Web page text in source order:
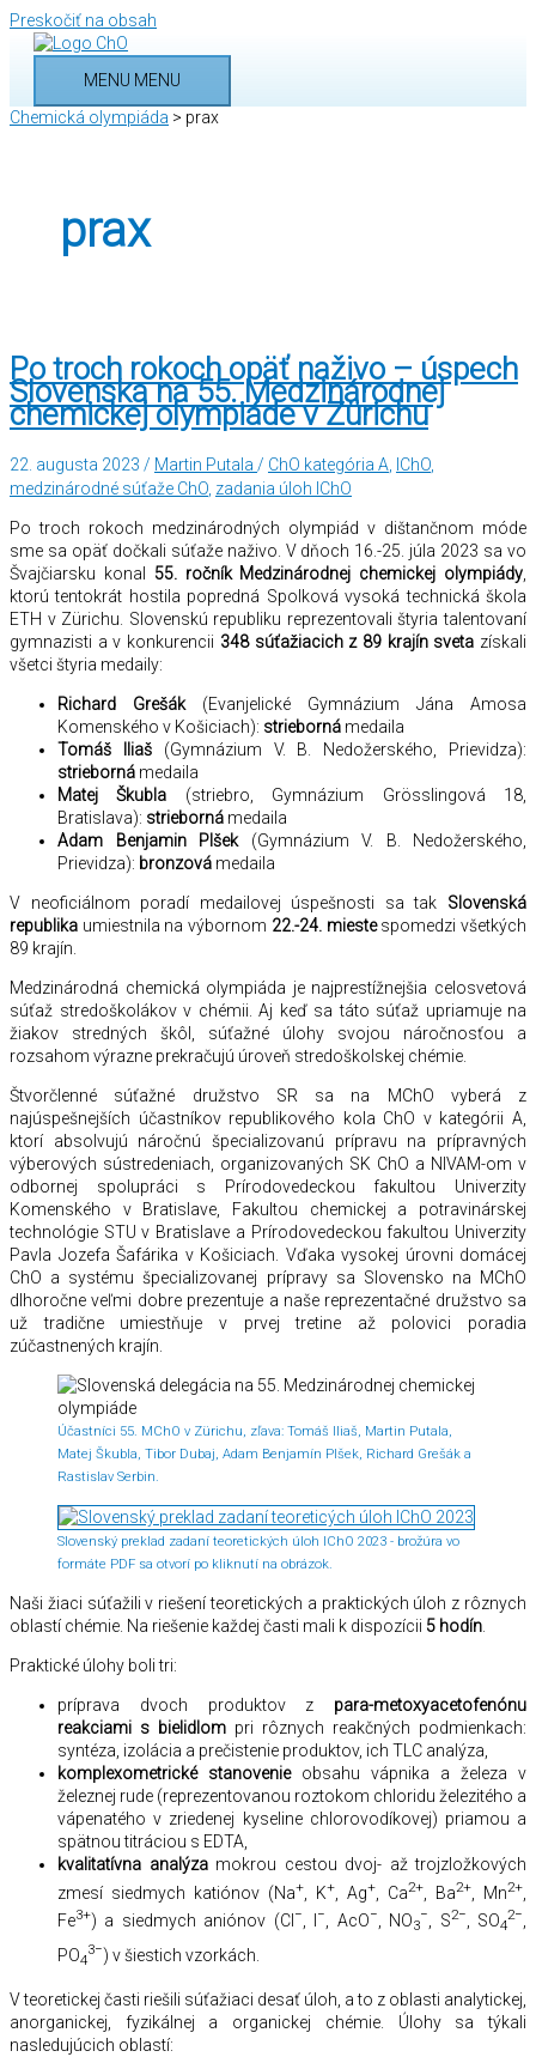
Preskočiť na obsah
MENU MENU
Chemická olympiáda > prax
prax
Po troch rokoch opäť naživo – úspech
Slovenska na 55. Medzinárodnej
chemickej olympiáde v Zürichu
22. augusta 2023 / Martin Putala / ChO kategória A IChO
medzinárodné súťaže ChO zadania úloh IChO
Po troch rokoch medzinárodných olympiád v dištančnom móde
sme sa opäť dočkali súťaže naživo. V dňoch 16.-25. júla 2023 sa vo
Švajčiarsku konal 55. ročník Medzinárodnej chemickej olympiády
ktorú tentokrát hostila popredná Spolková vysoká technická škola
ETH v Zürichu. Slovenskú republiku reprezentovali štyria talentovaní
gymnazisti a v konkurencii 348 súťažiacich z 89 krajín sveta získali
všetci štyria medaily:
Richard Grešák(Evanjelické Gymnázium Jána Amosa
Komenského v Košiciach): strieborná medaila
Tomáš Iliaš(Gymnázium V. B. Nedožerského, Prievidza):
strieborná medaila
Matej Škubla (striebro, Gymnázium Grösslingová 18,
Bratislava): strieborná medaila
Adam Benjamin Plšek(Gymnázium V. B. Nedožerského,
Prievidza): bronzová medaila
V neoficiálnom poradí medailovej úspešnosti sa tak Slovenská
republika umiestnila na výbornom 22.-24. miestespomedzi všetkých
89 krajín.
Medzinárodná chemická olympiáda je najprestížnejšia celosvetová
súťaž stredoškolákov v chémii. Aj keď sa táto súťaž upriamuje na
žiakov stredných škôl, súťažné úlohy svojou náročnosťou a
rozsahom výrazne prekračujú úroveň stredoškolskej chémie.
Štvorčlenné súťažné družstvo SR sa na MChO vyberá z
najúspešnejších účastníkov republikového kola ChO v kategórii A,
ktorí absolvujú náročnú špecializovanú prípravu na prípravných
výberových sústredeniach, organizovaných SK ChO a NIVAM-om v
odbornej spolupráci s Prírodovedeckou fakultou Univerzity
Komenského v Bratislave, Fakultou chemickej a potravinárskej
technológie STU v Bratislave a Prírodovedeckou fakultou Univerzity
Pavla Jozefa Šafárika v Košiciach. Vďaka vysokej úrovni domácej
ChO a systému špecializovanej prípravy sa Slovensko na MChO
dlhoročne veľmi dobre prezentuje a naše reprezentačné družstvo sa
už tradične umiestňuje v prvej tretine až polovici poradia
zúčastnených krajín.
Účastníci 55. MChO v Zürichu, zľava: Tomáš Iliaš, Martin Putala,
Matej Škubla, Tibor Dubaj, Adam Benjamín Plšek, Richard Grešák a
Rastislav Serbin.
Slovenský preklad zadaní teoretických úloh IChO 2023 - brožúra vo
formáte PDF sa otvorí po kliknutí na obrázok.
Naši žiaci súťažili v riešení teoretických a praktických úloh z rôznych
oblastí chémie. Na riešenie každej časti mali k dispozícii 5 hodín
Praktické úlohy boli tri:
príprava dvoch produktov z para-metoxyacetofenónu
reakciami s bielidlom pri rôznych reakčných podmienkach:
syntéza, izolácia a prečistenie produktov, ich TLC analýza,
komplexometrické stanovenieobsahu vápnika a železa v
železnej rude (reprezentovanou roztokom chloridu železitého a
vápenatého v zriedenej kyseline chlorovodíkovej) priamou a
spätnou titráciou s EDTA,
kvalitatívna analýzamokrou cestou dvoj- až trojzložkových
zmesí siedmych katiónov (Na+ , K+ , Ag+ , Ca2+ , Ba2+ , Mn2+
Fe3+) a siedmych aniónov (Cl − − , AcO− , NO3
− , S2− , SO4
2−
PO4
3−) v šiestich vzorkách.
V teoretickej časti riešili súťažiaci desať úloh, a to z oblasti analytickej,
anorganickej, fyzikálnej a organickej chémie. Úlohy sa týkali
nasledujúcich oblastí: